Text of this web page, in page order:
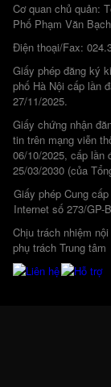
Cơ quan chủ quản:
Phố Phạm Văn
Điện thoại/Fax:
Giấy phép đăng ký
phố Hà Nội cấp lần
27/11/2025.
Giấy chứng nhận
tin trên mạng viễn
06/10/2025, cấp lần
25/03/2030 (của
Giấy phép Cung
Internet số 273/GP-
Chịu trách nhiệm
phụ trách Trung tâm